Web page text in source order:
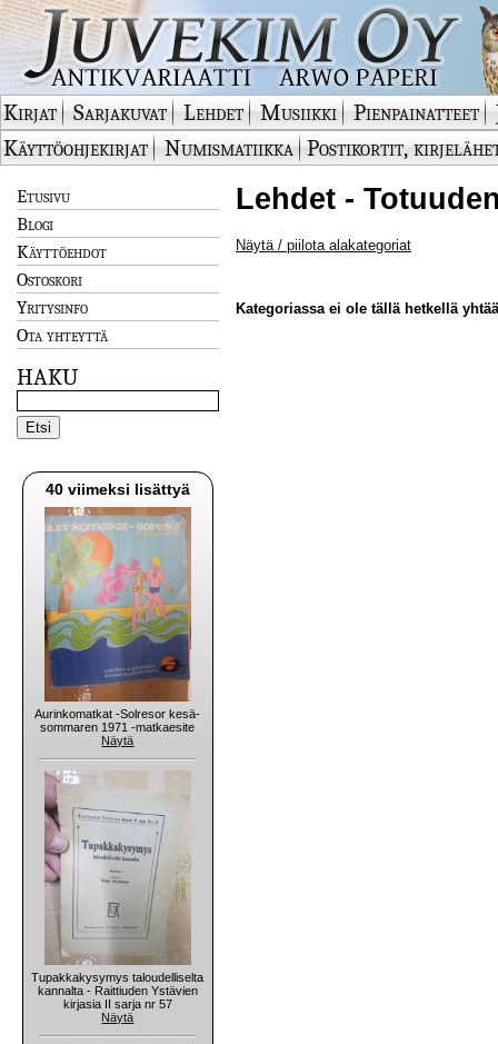
Kirjat Sarjakuvat Lehdet Musiikki Pienpainatteet
Käyttöohjekirjat
Numismatiikka Postikortit,
Etusivu
Blogi
Käyttöehdot
Ostoskori
Yritysinfo
Ota yhteyttä
HAKU
40 viimeksi lisättyä
Aurinkomatkat -Solresor kesä-
sommaren 1971 -matkaesite
Näytä
Tupakkakysymys taloudelliselta
kannalta - Raittiuden Ystävien
kirjasia II sarja nr 57
Näytä
Lehdet -
Näytä / piilota alakategoriat
Kategoriassa ei ole tällä hetkellä